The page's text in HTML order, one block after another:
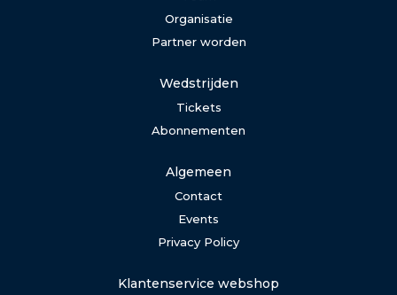
Organisatie
Partner worden
Wedstrijden
Tickets
Abonnementen
Algemeen
Contact
Events
Privacy Policy
Klantenservice webshop